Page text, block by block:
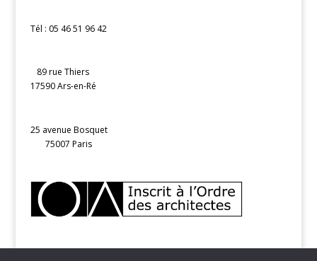
Tél : 05 46 51 96 42
89 rue Thiers
17590 Ars-en-Ré
25 avenue Bosquet
75007 Paris